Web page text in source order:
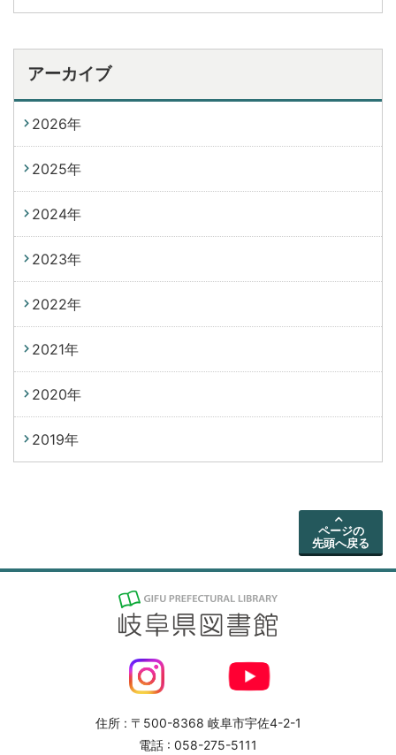
アーカイブ
2026年
2025年
2024年
2023年
2022年
2021年
2020年
2019年
ページの
先頭へ戻る
住所 : 〒500-8368 岐阜市宇佐4-2-1
電話 : 058-275-5111